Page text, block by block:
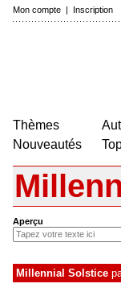
Mon compte | Inscription
Thèmes
Nouveautés
Aperçu
Millennial Solstice